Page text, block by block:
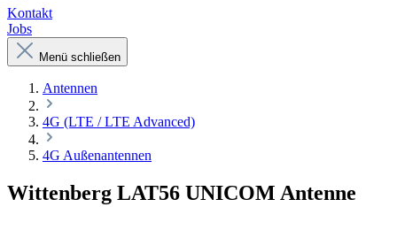
Kontakt
Jobs
Menü schließen
Antennen
4G (LTE / LTE Advanced)
4G Außenantennen
Wittenberg LAT56 UNICOM Antenne